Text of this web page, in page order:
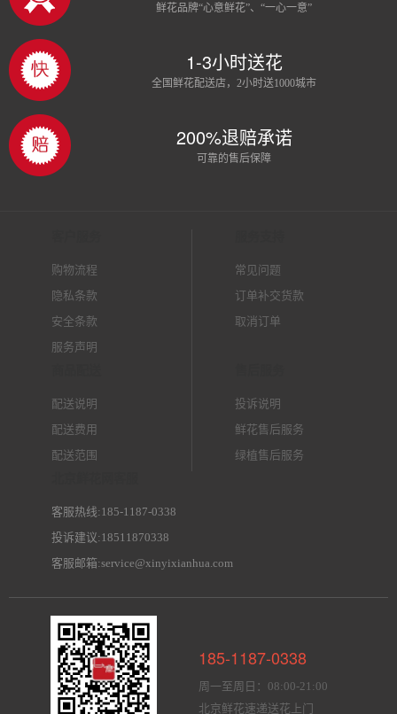
鲜花品牌“心意鲜花”、“一心一意”
1-3小时送花
全国鲜花配送店，2小时送1000城市
200%退赔承诺
可靠的售后保障
购物流程
隐私条款
安全条款
服务声明
常见问题
订单补交货款
取消订单
配送说明
配送费用
配送范围
投诉说明
鲜花售后服务
绿植售后服务
客服热线:185-1187-0338
投诉建议:18511870338
客服邮箱:service@xinyixianhua.com
185-1187-0338
周一至周日：08:00-21:00
北京鲜花速递送花上门